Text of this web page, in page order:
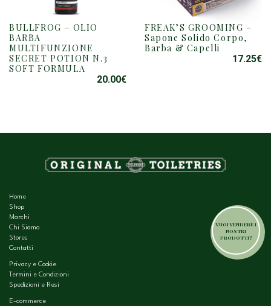
BULLFROG – OLIO
BARBA
MULTIFUNZIONE
SECRET POTION N.3
SOFT FORMULA
20.00€
FREAK’S GROOMING –
Sapone Solido Corpo,
Barba & Capelli
17.25€
VUOI VENDERE I
NOSTRI
PRODOTTI?
Home
Shop
Marchi
Chi Siamo
Stores
Contatti
Privacy e Cookie
Termini e Condizioni
Spedizioni e Resi
E-commerce